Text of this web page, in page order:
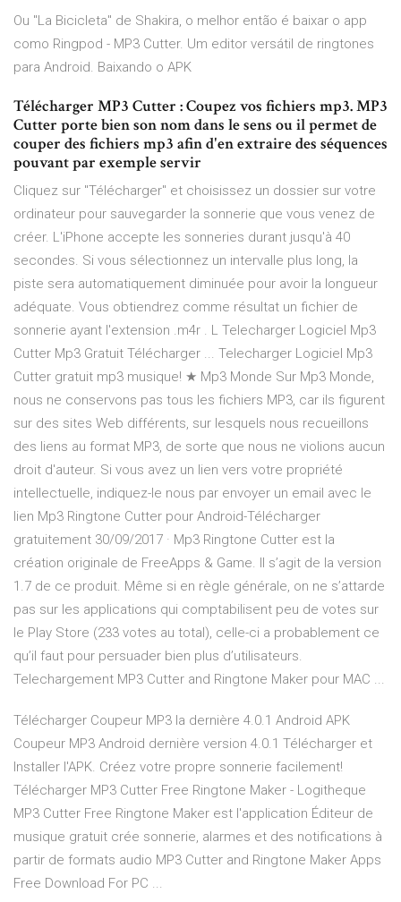
Ou "La Bicicleta" de Shakira, o melhor então é baixar o app
como Ringpod - MP3 Cutter. Um editor versátil de ringtones
para Android. Baixando o APK
Télécharger MP3 Cutter : Coupez vos fichiers mp3. MP3
Cutter porte bien son nom dans le sens ou il permet de
couper des fichiers mp3 afin d'en extraire des séquences
pouvant par exemple servir
Cliquez sur "Télécharger" et choisissez un dossier sur votre
ordinateur pour sauvegarder la sonnerie que vous venez de
créer. L'iPhone accepte les sonneries durant jusqu'à 40
secondes. Si vous sélectionnez un intervalle plus long, la
piste sera automatiquement diminuée pour avoir la longueur
adéquate. Vous obtiendrez comme résultat un fichier de
sonnerie ayant l'extension .m4r . L Telecharger Logiciel Mp3
Cutter Mp3 Gratuit Télécharger ... Telecharger Logiciel Mp3
Cutter gratuit mp3 musique! ★ Mp3 Monde Sur Mp3 Monde,
nous ne conservons pas tous les fichiers MP3, car ils figurent
sur des sites Web différents, sur lesquels nous recueillons
des liens au format MP3, de sorte que nous ne violions aucun
droit d'auteur. Si vous avez un lien vers votre propriété
intellectuelle, indiquez-le nous par envoyer un email avec le
lien Mp3 Ringtone Cutter pour Android-Télécharger
gratuitement 30/09/2017 · Mp3 Ringtone Cutter est la
création originale de FreeApps & Game. Il s’agit de la version
1.7 de ce produit. Même si en règle générale, on ne s’attarde
pas sur les applications qui comptabilisent peu de votes sur
le Play Store (233 votes au total), celle-ci a probablement ce
qu’il faut pour persuader bien plus d’utilisateurs.
Telechargement MP3 Cutter and Ringtone Maker pour MAC ...
Télécharger Coupeur MP3 la dernière 4.0.1 Android APK
Coupeur MP3 Android dernière version 4.0.1 Télécharger et
Installer l'APK. Créez votre propre sonnerie facilement!
Télécharger MP3 Cutter Free Ringtone Maker - Logitheque
MP3 Cutter Free Ringtone Maker est l'application Éditeur de
musique gratuit crée sonnerie, alarmes et des notifications à
partir de formats audio MP3 Cutter and Ringtone Maker Apps
Free Download For PC ...